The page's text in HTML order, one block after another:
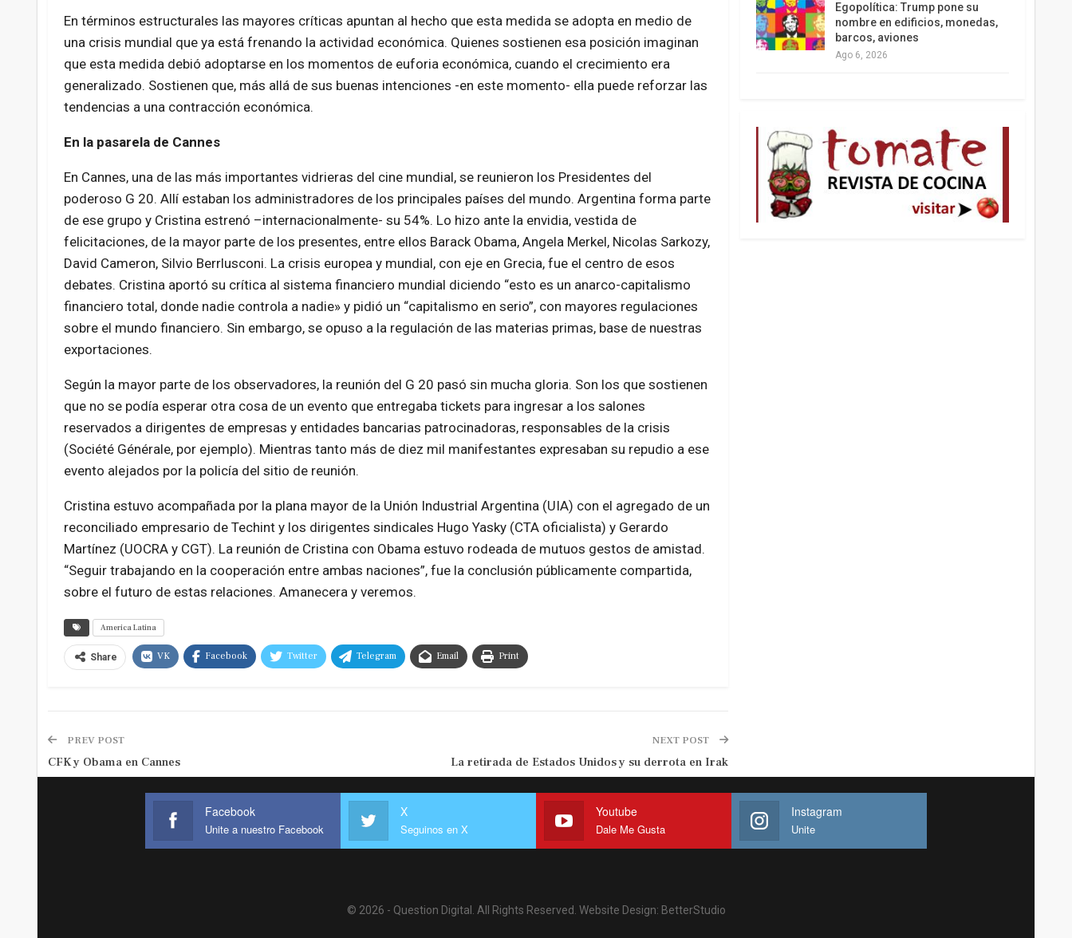
En términos estructurales las mayores críticas apuntan al hecho que esta medida se adopta en medio de
una crisis mundial que ya está frenando la actividad económica. Quienes sostienen esa posición imaginan
que esta medida debió adoptarse en los momentos de euforia económica, cuando el crecimiento era
generalizado. Sostienen que, más allá de sus buenas intenciones -en este momento- ella puede reforzar las
tendencias a una contracción económica.
En la pasarela de Cannes
En Cannes, una de las más importantes vidrieras del cine mundial, se reunieron los Presidentes del
poderoso G 20. Allí estaban los administradores de los principales países del mundo. Argentina forma parte
de ese grupo y Cristina estrenó –internacionalmente- su 54%. Lo hizo ante la envidia, vestida de
felicitaciones, de la mayor parte de los presentes, entre ellos Barack Obama, Angela Merkel, Nicolas Sarkozy,
David Cameron, Silvio Berrlusconi. La crisis europea y mundial, con eje en Grecia, fue el centro de esos
debates. Cristina aportó su crítica al sistema financiero mundial diciendo “esto es un anarco-capitalismo
financiero total, donde nadie controla a nadie» y pidió un “capitalismo en serio”, con mayores regulaciones
sobre el mundo financiero. Sin embargo, se opuso a la regulación de las materias primas, base de nuestras
exportaciones.
Según la mayor parte de los observadores, la reunión del G 20 pasó sin mucha gloria. Son los que sostienen
que no se podía esperar otra cosa de un evento que entregaba tickets para ingresar a los salones
reservados a dirigentes de empresas y entidades bancarias patrocinadoras, responsables de la crisis
(Société Générale, por ejemplo). Mientras tanto más de diez mil manifestantes expresaban su repudio a ese
evento alejados por la policía del sitio de reunión.
Cristina estuvo acompañada por la plana mayor de la Unión Industrial Argentina (UIA) con el agregado de un
reconciliado empresario de Techint y los dirigentes sindicales Hugo Yasky (CTA oficialista) y Gerardo
Martínez (UOCRA y CGT). La reunión de Cristina con Obama estuvo rodeada de mutuos gestos de amistad.
“Seguir trabajando en la cooperación entre ambas naciones”, fue la conclusión públicamente compartida,
sobre el futuro de estas relaciones. Amanecera y veremos.
America Latina
Share VK Facebook Twitter Telegram Email Print
PREV POST
CFK y Obama en Cannes
NEXT POST
La retirada de Estados Unidos y su derrota en Irak
Egopolítica: Trump pone su
nombre en edificios, monedas,
barcos, aviones
Ago 6, 2026
Facebook
Unite a nuestro Facebook
X
Seguinos en X
Youtube
Dale Me Gusta
Instagram
Unite
© 2026 - Question Digital. All Rights Reserved. Website Design: BetterStudio